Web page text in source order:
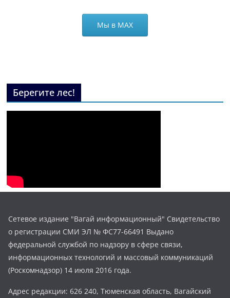
Мы в МАХ
Берегите лес!
Сетевое издание "Вагай информационный" Свидетельство
о регистрации СМИ ЭЛ № ФС77-66491 Выдано
федеральной службой по надзору в сфере связи,
информационных технологий и массовый коммуникаций
(Роскомнадзор) 14 июля 2016 года.
Адрес редакции: 626 240, Тюменская область, Вагайский